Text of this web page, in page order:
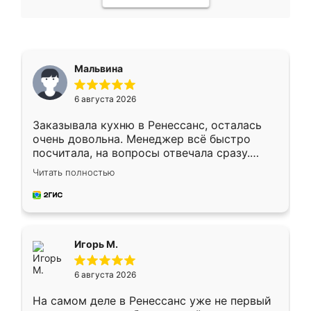
Мальвина
6 августа 2026
Заказывала кухню в Ренессанс, осталась
очень довольна. Менеджер всё быстро
посчитала, на вопросы отвечала сразу.
Замерщик приехал в субботу, подошёл к
делу со всей ответственностью. Собрали
за день, ребята работали аккуратно, даже
Читать полностью
Игорь М.
6 августа 2026
На самом деле в Ренессанс уже не первый